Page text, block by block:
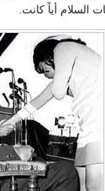
السلام أياً كانت.